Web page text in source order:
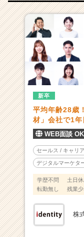
新卒
平均年齢28歳
材」会社で1年
WEB面談 OK
セールス / キャリ
デジタルマーケタ
学歴不問 土日
転勤無し
残業
株